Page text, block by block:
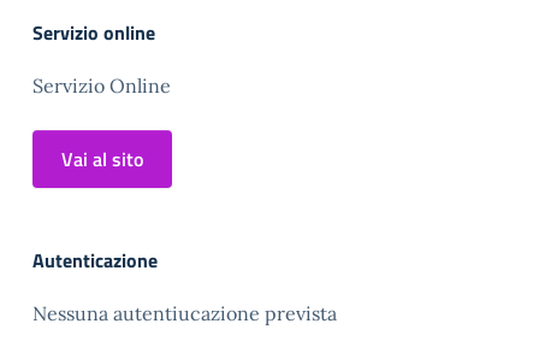
Servizio online
Servizio Online
Vai al sito
Autenticazione
Nessuna autentiucazione prevista